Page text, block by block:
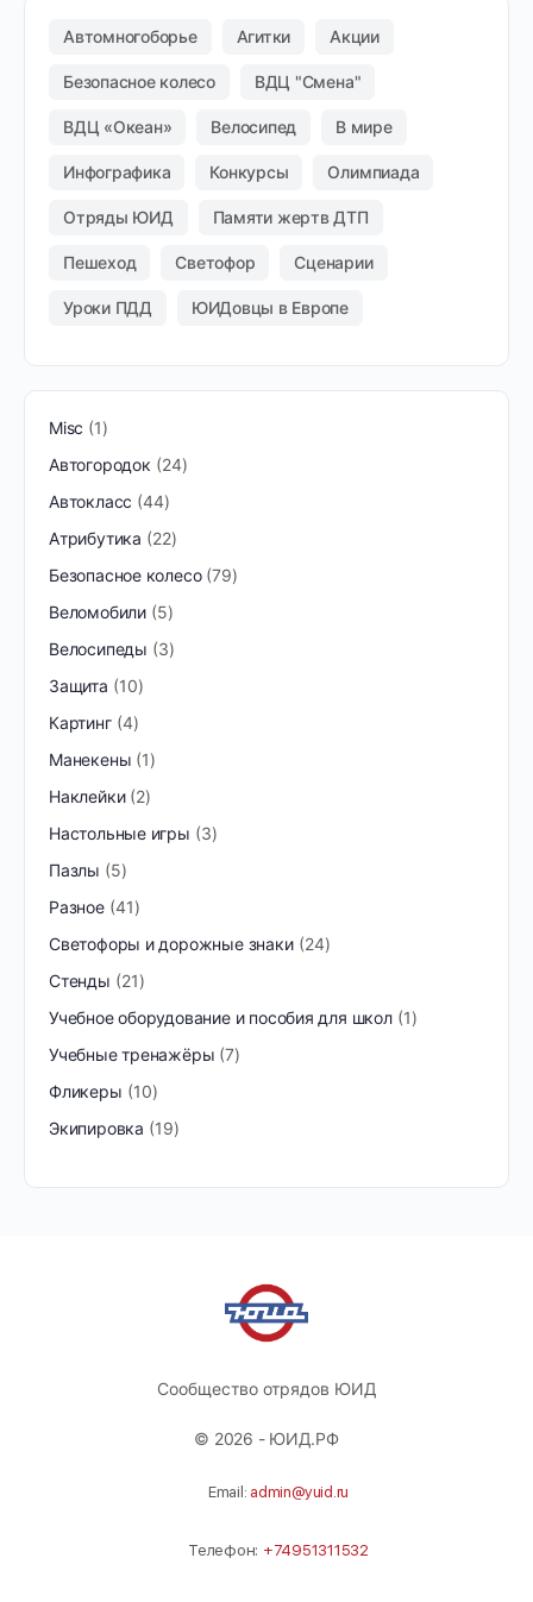
Автомногоборье Агитки Акции
Безопасное колесо ВДЦ "Смена"
ВДЦ «Океан» Велосипед В мире
Инфографика Конкурсы Олимпиада
Отряды ЮИД Памяти жертв ДТП
Пешеход Светофор Сценарии
Уроки ПДД ЮИДовцы в Европе
Misc
1
Автогородок
24
Автокласс 44
Атрибутика
22
Безопасное колесо 79
Веломобили 5
Велосипеды
3
Защита
10
Картинг 4
Манекены 1
Наклейки 2
Настольные игры
3
Пазлы
5
Разное 41
Светофоры и дорожные знаки
24
Стенды
21
Учебное оборудование и пособия для школ 1
Учебные тренажёры 7
Фликеры
10
Экипировка
19
Сообщество отрядов ЮИД
© 2026 - ЮИД.РФ
Email: admin@yuid.ru
Телефон: +74951311532